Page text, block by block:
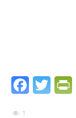
FacebookTwitter
1